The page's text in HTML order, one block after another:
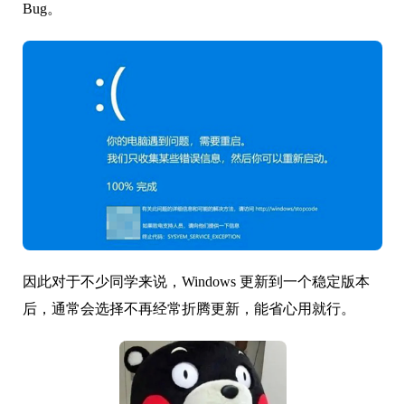
Bug。
因此对于不少同学来说，Windows 更新到一个稳定版本
后，通常会选择不再经常折腾更新，能省心用就行。